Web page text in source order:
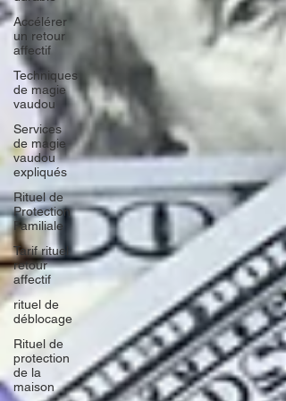
Accélérer
un retour
affectif
Techniques
de magie
vaudou
Services
de magie
vaudou
expliqués
Rituel de
Protection
Familiale
Tarif rituel
retour
affectif
rituel de
déblocage
Rituel de
protection
de la
maison